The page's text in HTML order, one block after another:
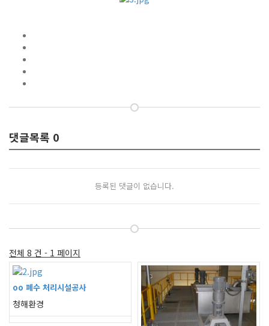
댓글목록 0
등록된 댓글이 없습니다.
전체 8 건 - 1 페이지
oo 폐수 처리시설공사
청해환경